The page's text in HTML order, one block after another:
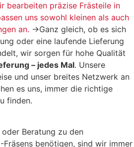
bearbeiten präzise Frästeile in
uns sowohl kleinen als auch
an. →Ganz gleich, ob es sich
oder eine laufende Lieferung
wir sorgen für hohe Qualität
– jedes Mal. Unsere
und unser breites Netzwerk an
es uns, immer die richtige
finden.
oder Beratung zu den
benötigen, sind wir immer